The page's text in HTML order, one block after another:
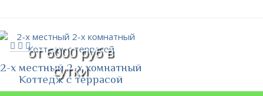
от 6000 руб в
сутки
2-х местный 2-х комнатный
Коттедж с террасой